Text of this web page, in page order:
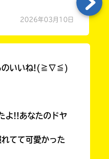
2026年03月10日
のいいね!(≧∇≦)
よ!!あなたのドヤ
てて可愛かった